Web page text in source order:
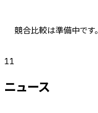
競合比較は準備中です。
11
ニュース